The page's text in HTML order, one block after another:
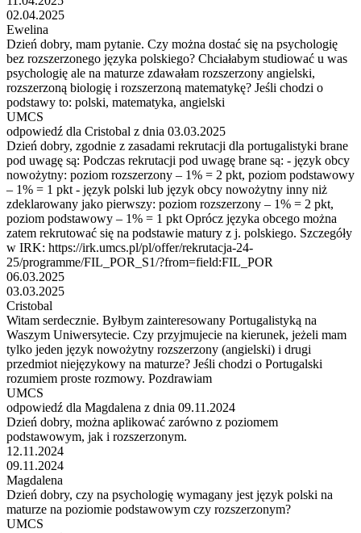
02.04.2025
Ewelina
Dzień dobry, mam pytanie. Czy można dostać się na psychologię
bez rozszerzonego języka polskiego? Chciałabym studiować u was
psychologię ale na maturze zdawałam rozszerzony angielski,
rozszerzoną biologię i rozszerzoną matematykę? Jeśli chodzi o
podstawy to: polski, matematyka, angielski
UMCS
odpowiedź dla Cristobal z dnia 03.03.2025
Dzień dobry, zgodnie z zasadami rekrutacji dla portugalistyki brane
pod uwagę są: Podczas rekrutacji pod uwagę brane są: - język obcy
nowożytny: poziom rozszerzony – 1% = 2 pkt, poziom podstawowy
– 1% = 1 pkt - język polski lub język obcy nowożytny inny niż
zdeklarowany jako pierwszy: poziom rozszerzony – 1% = 2 pkt,
poziom podstawowy – 1% = 1 pkt Oprócz języka obcego można
zatem rekrutować się na podstawie matury z j. polskiego. Szczegóły
w IRK: https://irk.umcs.pl/pl/offer/rekrutacja-24-
25/programme/FIL_POR_S1/?from=field:FIL_POR
06.03.2025
03.03.2025
Cristobal
Witam serdecznie. Byłbym zainteresowany Portugalistyką na
Waszym Uniwersytecie. Czy przyjmujecie na kierunek, jeżeli mam
tylko jeden język nowożytny rozszerzony (angielski) i drugi
przedmiot niejęzykowy na maturze? Jeśli chodzi o Portugalski
rozumiem proste rozmowy. Pozdrawiam
UMCS
odpowiedź dla Magdalena z dnia 09.11.2024
Dzień dobry, można aplikować zarówno z poziomem
podstawowym, jak i rozszerzonym.
12.11.2024
09.11.2024
Magdalena
Dzień dobry, czy na psychologię wymagany jest język polski na
maturze na poziomie podstawowym czy rozszerzonym?
UMCS